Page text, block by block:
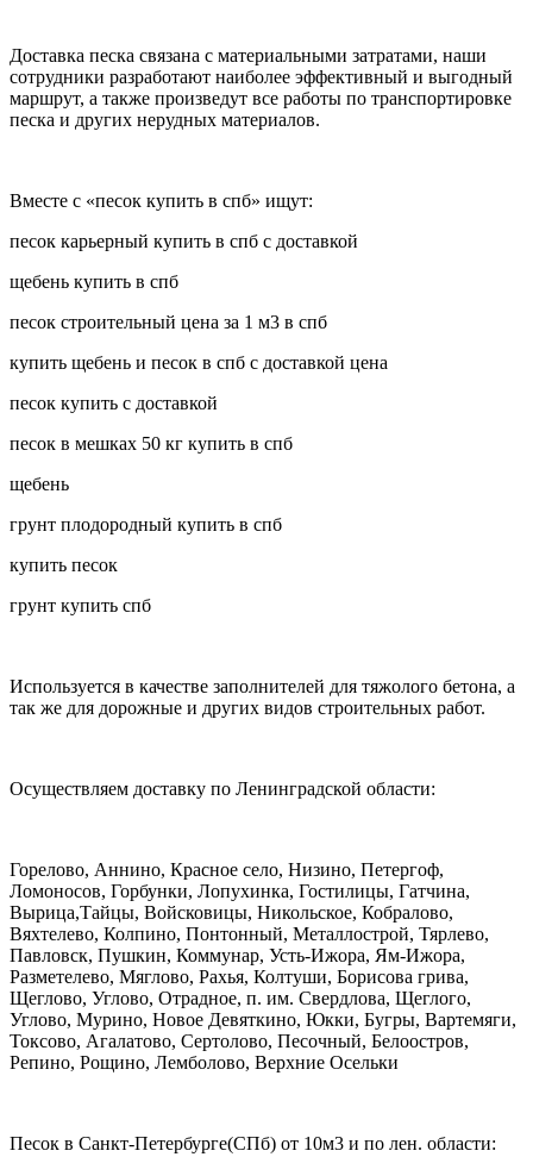
Доставка песка связана с материальными затратами, наши
сотрудники разработают наиболее эффективный и выгодный
маршрут, а также произведут все работы по транспортировке
песка и других нерудных материалов.
Вместе с «песок купить в спб» ищут:
песок карьерный купить в спб с доставкой
щебень купить в спб
песок строительный цена за 1 м3 в спб
купить щебень и песок в спб с доставкой цена
песок купить с доставкой
песок в мешках 50 кг купить в спб
щебень
грунт плодородный купить в спб
купить песок
грунт купить спб
Используется в качестве заполнителей для тяжолого бетона, а
так же для дорожные и других видов строительных работ.
Осуществляем доставку по Ленинградской области:
Горелово, Аннино, Красное село, Низино, Петергоф,
Ломоносов, Горбунки, Лопухинка, Гостилицы, Гатчина,
Вырица,Тайцы, Войсковицы, Никольское, Кобралово,
Вяхтелево, Колпино, Понтонный, Металлострой, Тярлево,
Павловск, Пушкин, Коммунар, Усть-Ижора, Ям-Ижора,
Разметелево, Мяглово, Рахья, Колтуши, Борисова грива,
Щеглово, Углово, Отрадное, п. им. Свердлова, Щеглого,
Углово, Мурино, Новое Девяткино, Юкки, Бугры, Вартемяги,
Токсово, Агалатово, Сертолово, Песочный, Белоостров,
Репино, Рощино, Лемболово, Верхние Осельки
Песок в Санкт-Петербурге(СПб) от 10м3 и по лен. области: